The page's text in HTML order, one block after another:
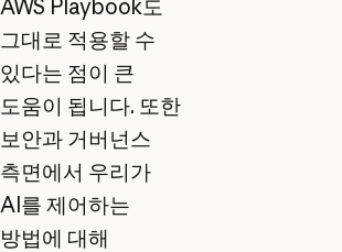
AWS Playbook도
그대로 적용할 수
있다는 점이 큰
도움이 됩니다. 또한
보안과 거버넌스
측면에서 우리가
AI를 제어하는
방법에 대해